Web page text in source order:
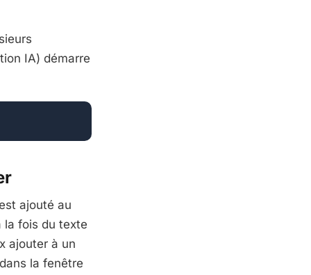
IA) démarre
ajouté au
la fois du texte
ajouter à un
la fenêtre